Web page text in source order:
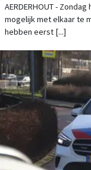
AERDERHOUT -
mogelijk met elkaar te
hebben eerst [...]